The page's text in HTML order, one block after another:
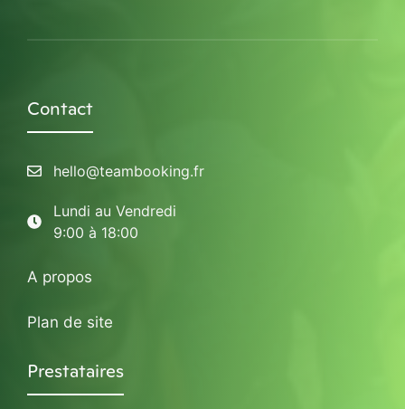
Contact
hello@teambooking.fr
Lundi au Vendredi
9:00 à 18:00
A propos
Plan de site
Prestataires